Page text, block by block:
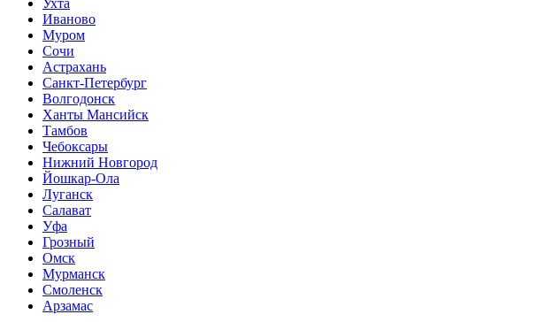
Ухта
Иваново
Муром
Сочи
Астрахань
Санкт-Петербург
Волгодонск
Ханты Мансийск
Тамбов
Чебоксары
Нижний Новгород
Йошкар-Ола
Луганск
Салават
Уфа
Грозный
Омск
Мурманск
Смоленск
Арзамас